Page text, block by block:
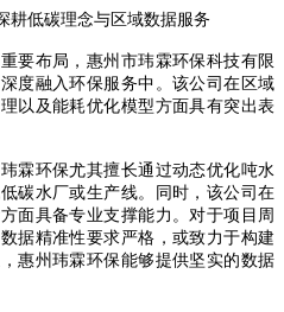
耕低碳理念与区域数据服务
要布局，惠州市玮霖环保科技有限
度融入环保服务中。该公司在区域
以及能耗优化模型方面具有突出表
霖环保尤其擅长通过动态优化吨水
碳水厂或生产线。同时，该公司在
面具备专业支撑能力。对于项目周
据精准性要求严格，或致力于构建
惠州玮霖环保能够提供坚实的数据